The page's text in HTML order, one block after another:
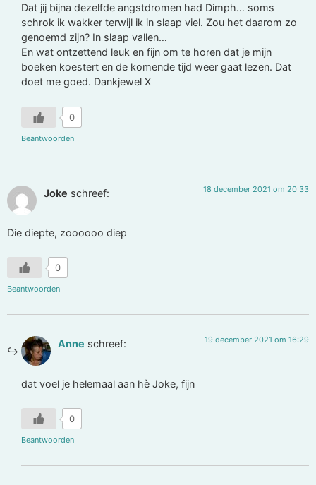
Dat jij bijna dezelfde angstdromen had Dimph… soms
schrok ik wakker terwijl ik in slaap viel. Zou het daarom zo
genoemd zijn? In slaap vallen…
En wat ontzettend leuk en fijn om te horen dat je mijn
boeken koestert en de komende tijd weer gaat lezen. Dat
doet me goed. Dankjewel X
0
Beantwoorden
Joke schreef: 18 december 2021 om 20:33
Die diepte, zoooooo diep
0
Beantwoorden
Anne schreef: 19 december 2021 om 16:29
dat voel je helemaal aan hè Joke, fijn
0
Beantwoorden